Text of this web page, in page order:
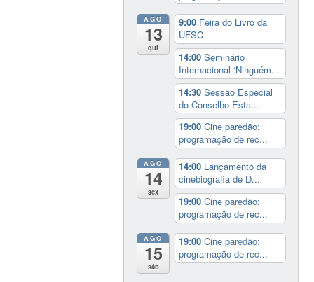
AGO
13
qui
9:00 Feira do Livro da
UFSC
14:00Seminário
Internacional ‘Ninguém...
14:30Sessão Especial
do Conselho Esta...
19:00Cine paredão:
programação de rec...
AGO
14
sex
14:00 Lançamento da
cinebiografia de D...
19:00Cine paredão:
programação de rec...
AGO
15
sáb
19:00Cine paredão:
programação de rec...